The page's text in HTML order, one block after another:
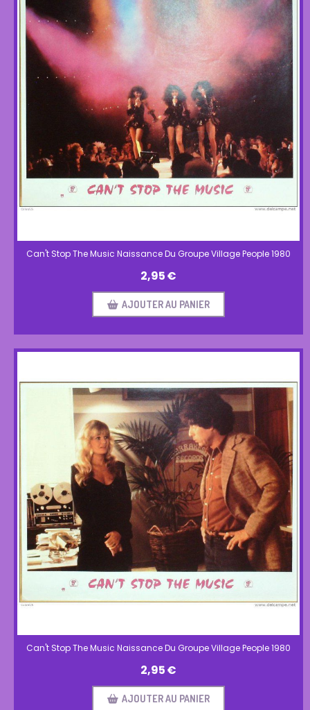
Can't Stop The Music Naissance Du Groupe Village People 1980
2,95€
AJOUTER AU PANIER
Can't Stop The Music Naissance Du Groupe Village People 1980
2,95€
AJOUTER AU PANIER